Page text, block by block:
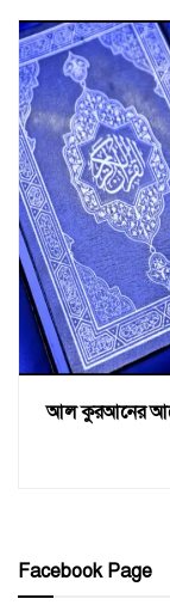
আল কুরআনের
Facebook Page